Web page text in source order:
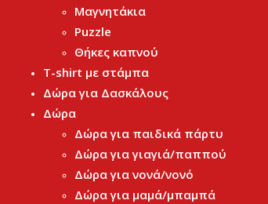
Μαγνητάκια
Puzzle
Θήκες καπνού
T-shirt με στάμπα
Δώρα για Δασκάλους
Δώρα
Δώρα για παιδικά πάρτυ
Δώρα για γιαγιά/παππού
Δώρα για νονά/νονό
Δώρα για μαμά/μπαμπά